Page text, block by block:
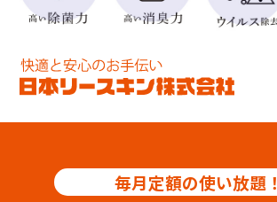
毎月定額の使い放題！